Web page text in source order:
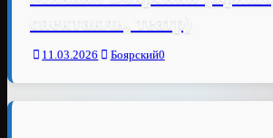
спектакль, театр)
11.03.2026 Боярский0